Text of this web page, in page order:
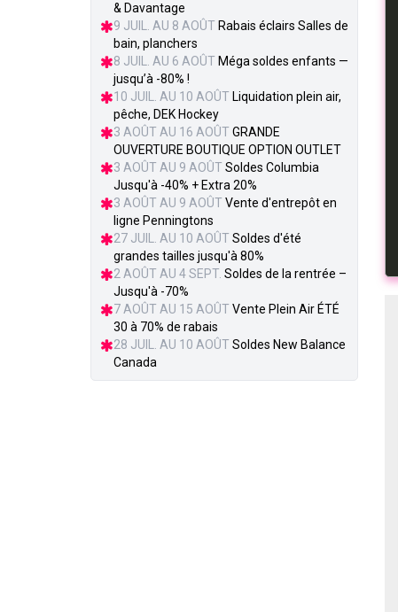
& Davantage
9 JUIL. AU 8 AOÛT Rabais éclairs Salles de
bain, planchers
8 JUIL. AU 6 AOÛT Méga soldes enfants —
jusqu’à -80% !
10 JUIL. AU 10 AOÛT Liquidation plein air,
pêche, DEK Hockey
3 AOÛT AU 16 AOÛT GRANDE
OUVERTURE BOUTIQUE OPTION OUTLET
3 AOÛT AU 9 AOÛT Soldes Columbia
Jusqu'à -40% + Extra 20%
3 AOÛT AU 9 AOÛT Vente d'entrepôt en
ligne Penningtons
27 JUIL. AU 10 AOÛT Soldes d'été
grandes tailles jusqu'à 80%
2 AOÛT AU 4 SEPT. Soldes de la rentrée –
Jusqu'à -70%
7 AOÛT AU 15 AOÛT Vente Plein Air ÉTÉ
30 à 70% de rabais
28 JUIL. AU 10 AOÛT Soldes New Balance
Canada